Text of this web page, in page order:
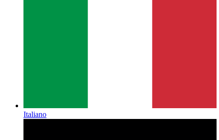
Italiano